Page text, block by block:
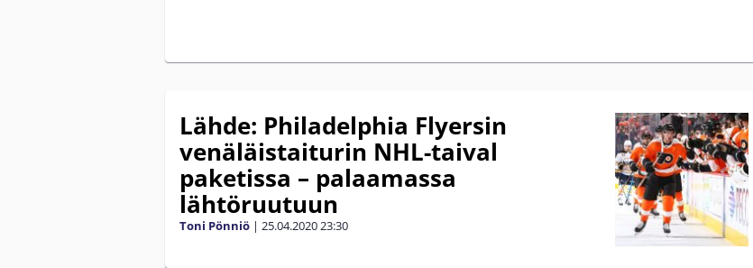
Lähde: Philadelphia Flyersin
venäläistaiturin NHL-taival
paketissa – palaamassa
lähtöruutuun
Toni Pönniö | 25.04.202023:30